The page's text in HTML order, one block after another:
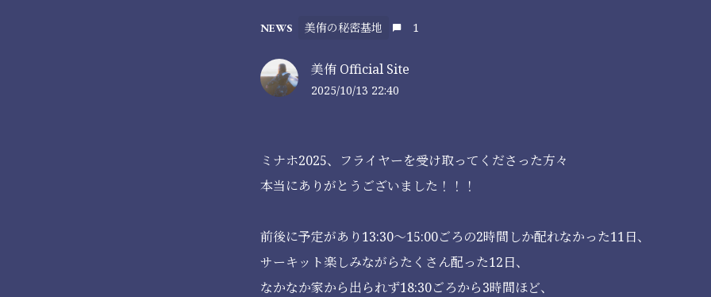
NEWS 美侑の秘密基地 1
美侑 Official Site
2025/10/13 22:40
ミナホ2025、フライヤーを受け取ってくださった方々
本当にありがとうございました！！！
前後に予定があり13:30〜15:00ごろの2時間しか配れなかった11日、
サーキット楽しみながらたくさん配った12日、
なかなか家から出られず18:30ごろから3時間ほど、